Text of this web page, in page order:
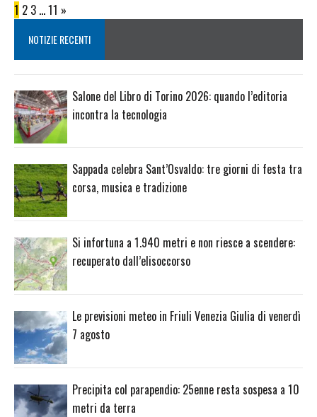
1 2 3 …11 »
NOTIZIE RECENTI
Salone del Libro di Torino 2026: quando l’editoria
incontra la tecnologia
Sappada celebra Sant’Osvaldo: tre giorni di festa tra
corsa, musica e tradizione
Si infortuna a 1.940 metri e non riesce a scendere:
recuperato dall’elisoccorso
Le previsioni meteo in Friuli Venezia Giulia di venerdì
7 agosto
Precipita col parapendio: 25enne resta sospesa a 10
metri da terra